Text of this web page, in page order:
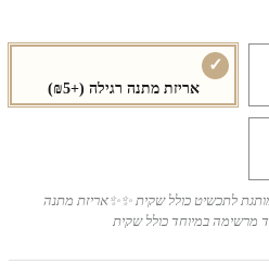
אריזת מתנה רגילה (+₪5)
לתכשיט כולל שקית ✨✨אריזת מתנה
מרשימה במיוחד כולל שקית